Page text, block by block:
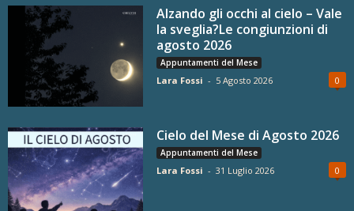
Alzando gli occhi al cielo – Vale
la sveglia?Le congiunzioni di
agosto 2026
Appuntamenti del Mese
Lara Fossi - 5 Agosto 2026 0
Cielo del Mese di Agosto 2026
Appuntamenti del Mese
Lara Fossi - 31 Luglio 2026 0